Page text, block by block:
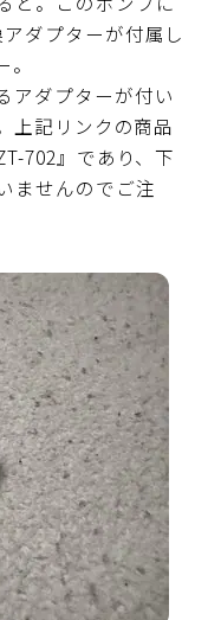
ダプターが付属し
アダプターが付い
上記リンクの商品
702』であり、下
ませんのでご注